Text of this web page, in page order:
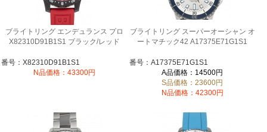
ブライトリング エンデュランス プロ
X82310D91B1S1 ブラック/レッド
番号：X82310D91B1S1
N品価格：43300円
ブライトリング スーパーオーシャン オ
ートマチック42 A17375E71G1S1
番号：A17375E71G1S1
A品価格：14500円
S品価格：23600円
N品価格：42300円